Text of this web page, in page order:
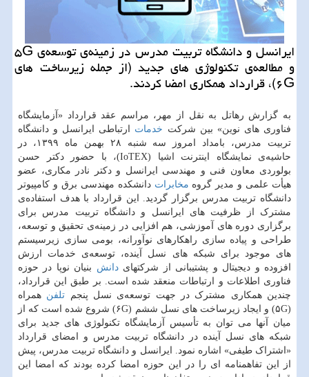
ایرانسل و دانشگاه تربیت مدرس در زمینه‌ی توسعه‌ی ۵G
و مطالعه‌ی تکنولوژی های جدید (از جمله زیرساخت های
۶G)، قرارداد همکاری امضا کردند.
به گزارش رهاتل به نقل از مهر، مراسم عقد قرارداد «آزمایشگاه
فناوری های نوین» بین شرکت خدمات ارتباطی ایرانسل و دانشگاه
تربیت مدرس، بامداد امروز سه شنبه ۲۸ بهمن ماه ۱۳۹۹، در
حاشیه‌ی نمایشگاه اینترنت اشیا (IoTEX)، با حضور دکتر حسن
بولوردی معاون فنی و مهندسی ایرانسل و دکتر نادر مکاری، عضو
هیأت علمی و مدیر گروه مخابرات دانشکده مهندسی برق و کامپیوتر
دانشگاه تربیت مدرس برگزار گردید. این قرارداد با هدف استفاده‌ی
مشترک از ظرفیت های ایرانسل و دانشگاه تربیت مدرس برای
برگزاری دوره های آموزشی، هم افزایی در زمینه‌ی تحقیق و توسعه،
طراحی و پیاده سازی راهکارهای نوآورانه، بومی سازی زیرسیستم
های موجود برای شبکه های نسل آینده، توسعه‌ی خدمات ارزش
افزوده و دیجیتال و پشتیبانی از شرکتهایدانش بنیان نوپا در حوزه
فناوری اطلاعات و ارتباطات منعقد شده است. بر طبق این قرارداد،
چندین همکاری مشترک در جهت توسعه‌ی نسل پنجم تلفن همراه
(۵G) و ایجاد زیرساخت های نسل ششم (۶G) شروع شده است که از
میان آنها می توان به تأسیس آزمایشگاه تکنولوژی های جدید برای
شبکه های نسل آینده در دانشگاه تربیت مدرس و امضای قرارداد
«اشتراک طیفی» اشاره نمود. ایرانسل و دانشگاه تربیت مدرس، پیش
از این تفاهمنامه ای را در این حوزه امضا کرده بودند که امضا این